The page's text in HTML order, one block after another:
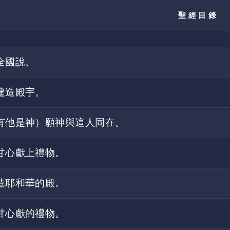
聖經目錄
說、
殿宇。
是神）願神與這人同在。
獻上禮物。
和華的殿。
獻的禮物。